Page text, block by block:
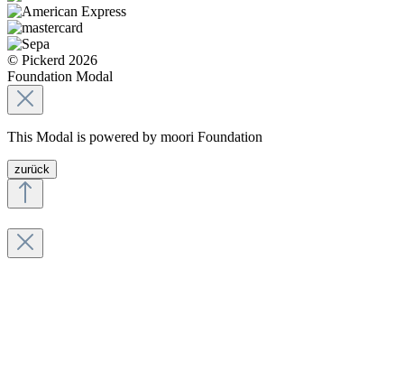
© Pickerd 2026
Foundation Modal
This Modal is powered by moori Foundation
zurück